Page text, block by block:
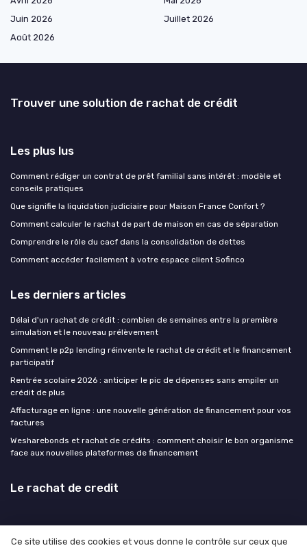
Juin 2026
Juillet 2026
Août 2026
Trouver une solution de rachat de crédit
Les plus lus
Comment rédiger un contrat de prêt familial sans intérêt : modèle et
conseils pratiques
Que signifie la liquidation judiciaire pour Maison France Confort ?
Comment calculer le rachat de part de maison en cas de séparation
Comprendre le rôle du cacf dans la consolidation de dettes
Comment accéder facilement à votre espace client Sofinco
Les derniers articles
Délai d'un rachat de crédit : combien de semaines entre la première
simulation et le nouveau prélèvement
Comment le p2p lending réinvente le rachat de crédit et le financement
participatif
Rentrée scolaire 2026 : anticiper le pic de dépenses sans empiler un
crédit de plus
Affacturage en ligne : une nouvelle génération de financement pour vos
factures
Wesharebonds et rachat de crédits : comment choisir le bon organisme
face aux nouvelles plateformes de financement
Le rachat de credit
Ce site utilise des cookies et vous donne le contrôle sur ceux que